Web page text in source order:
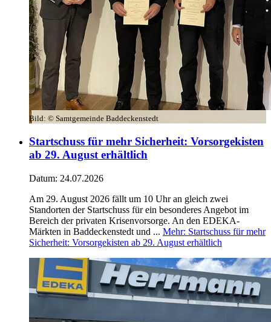
Bild: © Samtgemeinde Baddeckenstedt
Startschuss für mehr Sicherheit: Vorsorgekisten
ab 29. August erhältlich
Datum: 24.07.2026
Am 29. August 2026 fällt um 10 Uhr an gleich zwei
Standorten der Startschuss für ein besonderes Angebot im
Bereich der privaten Krisenvorsorge. An den EDEKA-
Märkten in Baddeckenstedt und ... Mehr: Startschuss für mehr
Sicherheit: Vorsorgekisten ab 29. August erhältlich